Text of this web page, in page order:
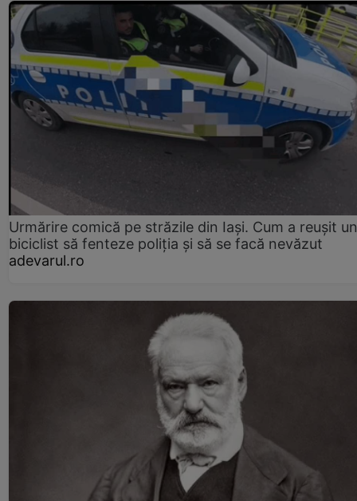
Urmărire comică pe străzile din Iași. Cum a reușit un
biciclist să fenteze poliția și să se facă nevăzut
adevarul.ro